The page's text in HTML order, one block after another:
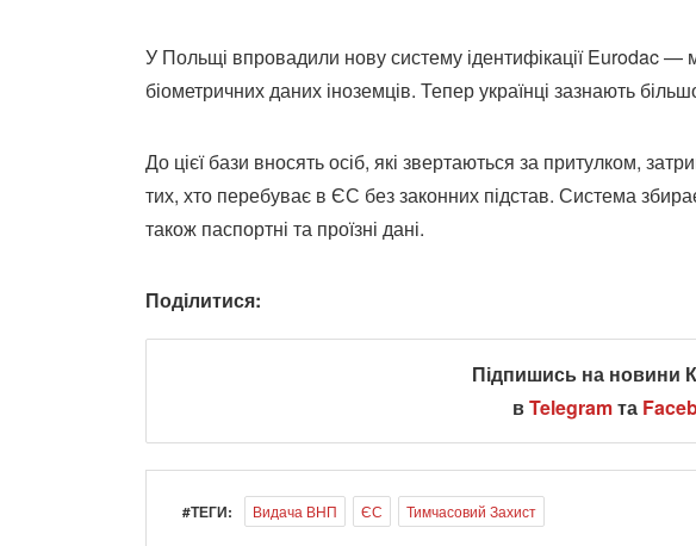
У Польщі впровадили нову систему ідентифікації Eurodac —
біометричних даних іноземців. Тепер українці зазнають
До цієї бази вносять осіб, які звертаються за притулком,
тих, хто перебуває в ЄС без законних підстав. Система
також паспортні та проїзні дані.
Поділитися:
Підпишись на новини
вTelegramта
#ТЕГИ: Видача ВНП ЄС Тимчасовий Захист